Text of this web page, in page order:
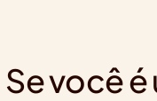
Se você